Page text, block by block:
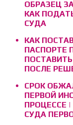
ОБРАЗЕЦ
КАК
СУДА
КАК
ПАСПОРТЕ
ПОСЛЕ
СРОК
ПЕРВОЙ
ПРОЦЕССЕ
СУДА